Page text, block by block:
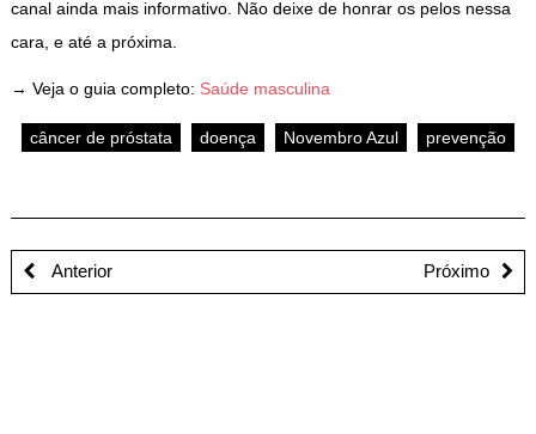
canal ainda mais informativo. Não deixe de honrar os pelos nessa
cara, e até a próxima.
→ Veja o guia completo: Saúde masculina
câncer de próstata doença Novembro Azul prevenção
Anterior Próximo